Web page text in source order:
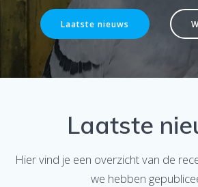
Laatste nieuws
Laatste
Hier vind je een overzicht van de
we hebben